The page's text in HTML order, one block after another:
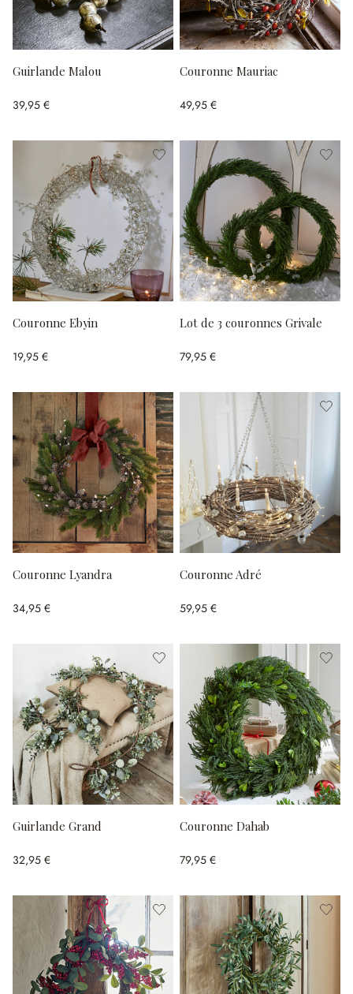
Guirlande Malou
39,95 €
Couronne Mauriac
49,95 €
Couronne Ebyin
19,95 €
Lot de 3 couronnes Grivale
79,95 €
Couronne Lyandra
34,95 €
Couronne Adré
59,95 €
Guirlande Grand
32,95 €
Couronne Dahab
79,95 €